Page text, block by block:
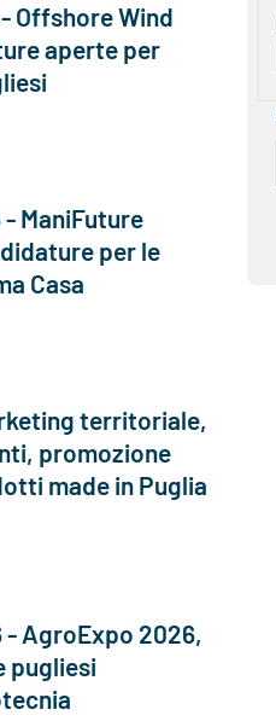
Offshore Wind
aperte per
ManiFuture
per le
Casa
territoriale,
promozione
made in Puglia
AgroExpo 2026,
pugliesi